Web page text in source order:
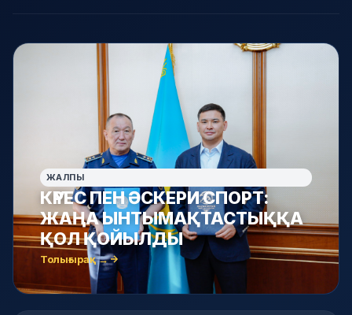
ЖАЛПЫ
КҮРЕС ПЕН ӘСКЕРИ СПОРТ:
ЖАҢА ЫНТЫМАҚТАСТЫҚҚА
ҚОЛ ҚОЙЫЛДЫ
Толығырақ →